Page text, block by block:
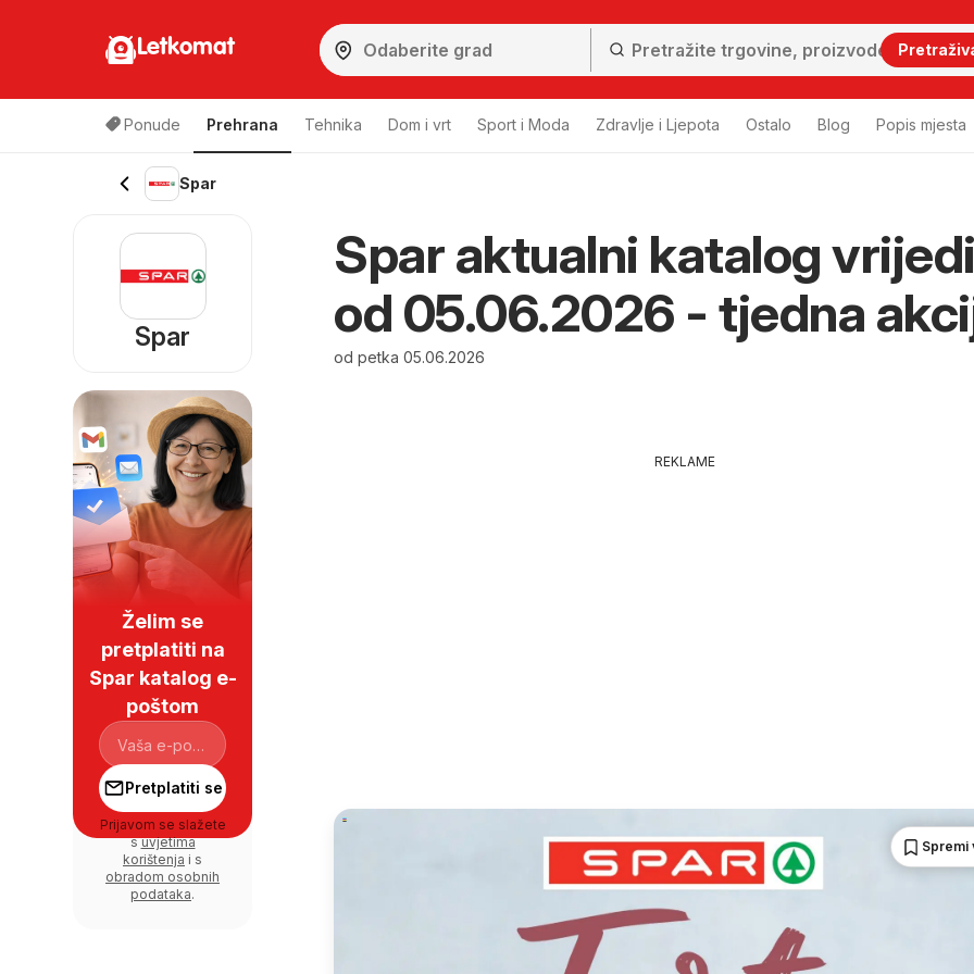
Letkomat
Ponude Prehrana Tehnika Dom i vrt Sport i Moda Zdravlje i Ljepota Ostalo Blog Popis mjesta
Spar
Spar aktualni katalog
od 05.06.2026 - tjedna
od petka 05.06.2026
REKLAME
Spremi
Spar
Želim se
pretplatiti na
Spar katalog e-
poštom
Pretplatiti se
Prijavom se slažete
suvjetima
korištenja i s
obradom osobnih
podataka.